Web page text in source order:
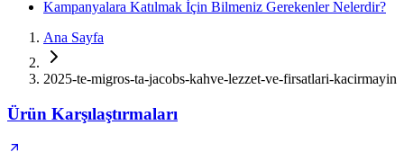
Kampanyalara Katılmak İçin Bilmeniz Gerekenler Nelerdir?
Ana Sayfa
2025-te-migros-ta-jacobs-kahve-lezzet-ve-firsatlari-kacirmayin
Ürün Karşılaştırmaları